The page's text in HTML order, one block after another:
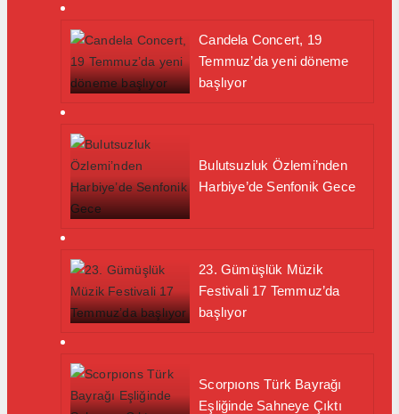
Candela Concert, 19
Temmuz’da yeni döneme
başlıyor
Bulutsuzluk Özlemi’nden
Harbiye’de Senfonik Gece
23. Gümüşlük Müzik
Festivali 17 Temmuz’da
başlıyor
Scorpıons Türk Bayrağı
Eşliğinde Sahneye Çıktı